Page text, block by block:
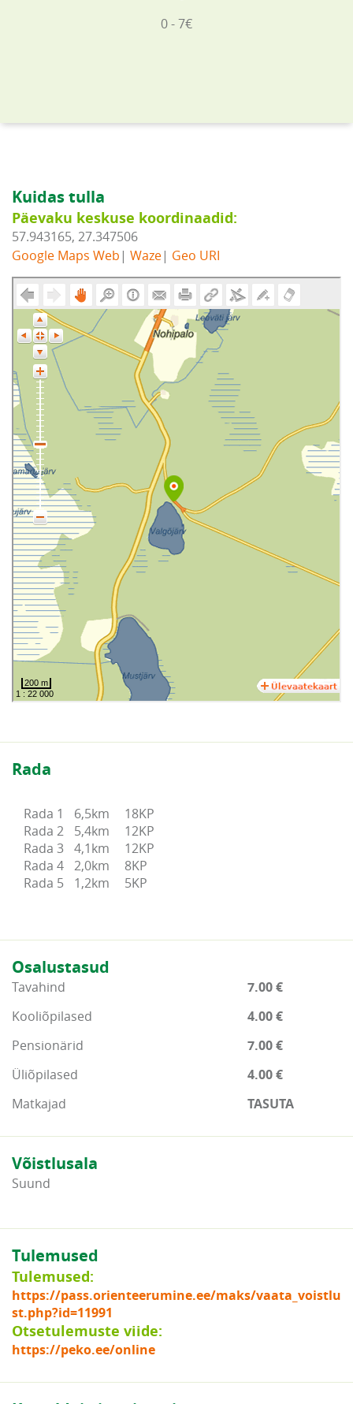
0 - 7€
Kuidas tulla
Päevaku keskuse koordinaadid:
57.943165, 27.347506
Google Maps Web | Waze| Geo URI
Rada
Rada 1	6,5km	18KP
Rada 2	5,4km	12KP
Rada 3	4,1km	12KP
Rada 4	2,0km	8KP
Osalustasud
Tavahind
7.00 €
Kooliõpilased
4.00 €
Pensionärid
7.00 €
Üliõpilased
4.00 €
Matkajad
TASUTA
Võistlusala
Suund
Tulemused
Tulemused:
https://pass.orienteerumine.ee/maks/vaata_voistlu
st.php?id=11991
Otsetulemuste viide:
https://peko.ee/online